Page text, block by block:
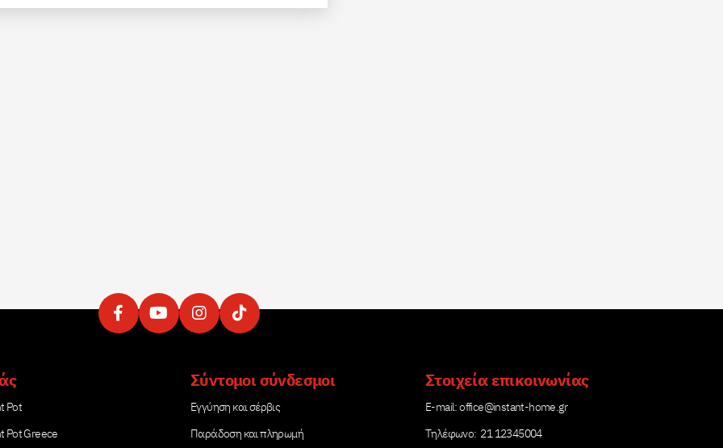
Pot
Pot Greece
Σύντομοι σύνδεσμοι
Εγγύηση και σέρβις
Παράδοση και πληρωμή
Στοιχεία επικοινωνίας
Е-mail:office@instant-home.gr
Τηλέφωνο: 21 12345004